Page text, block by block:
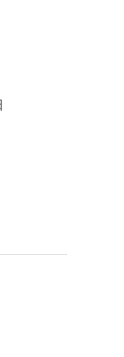
学会
24日